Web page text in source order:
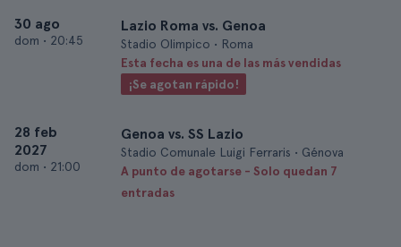
30 ago
dom • 20:45
Lazio Roma vs. Genoa
Stadio Olimpico • Roma
Esta fecha es una de las más vendidas
¡Se agotan rápido!
28 feb
2027
dom • 21:00
Genoa vs. SS Lazio
Stadio Comunale Luigi Ferraris • Génova
A punto de agotarse - Solo quedan 7
entradas